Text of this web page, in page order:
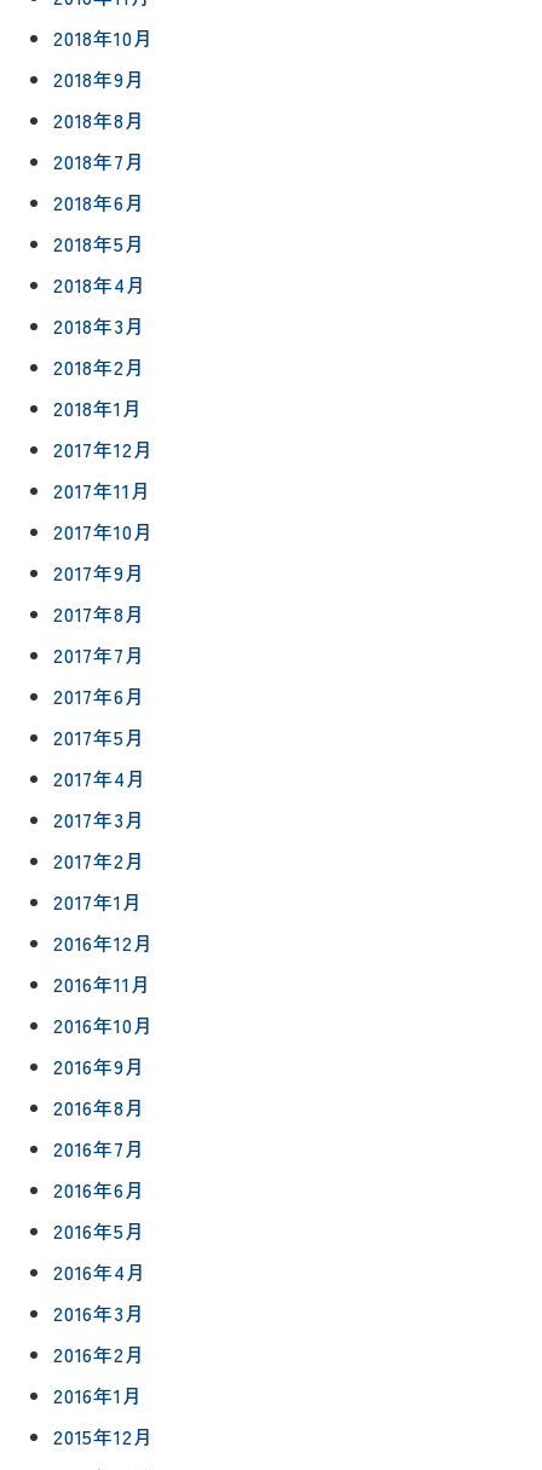
2018年10月
2018年9月
2018年8月
2018年7月
2018年6月
2018年5月
2018年4月
2018年3月
2018年2月
2018年1月
2017年12月
2017年11月
2017年10月
2017年9月
2017年8月
2017年7月
2017年6月
2017年5月
2017年4月
2017年3月
2017年2月
2017年1月
2016年12月
2016年11月
2016年10月
2016年9月
2016年8月
2016年7月
2016年6月
2016年5月
2016年4月
2016年3月
2016年2月
2016年1月
2015年12月